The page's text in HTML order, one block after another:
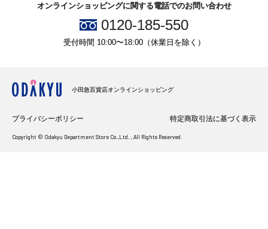
オンラインショッピングに関する電話でのお問い合わせ
0120-185-550
受付時間 10:00〜18:00（休業日を除く）
小田急百貨店オンラインショッピング
プライバシーポリシー 特定商取引法に基づく表示
Copyright © Odakyu Department Store Co.,Ltd. , All Rights Reserved.